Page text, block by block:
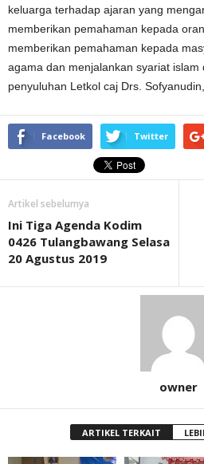
keluarga terhadap ajaran yang
memberikan pemahaman kepada
memberikan pemahaman kepada
agama dan menjalankan syariat islam
penyuluhan Letkol caj Drs.
Facebook Twitter
Artikel sebelumya
Ini Tiga Agenda Kodim
0426 Tulangbawang Selasa
20 Agustus 2019
owner
ARTIKEL TERKAIT